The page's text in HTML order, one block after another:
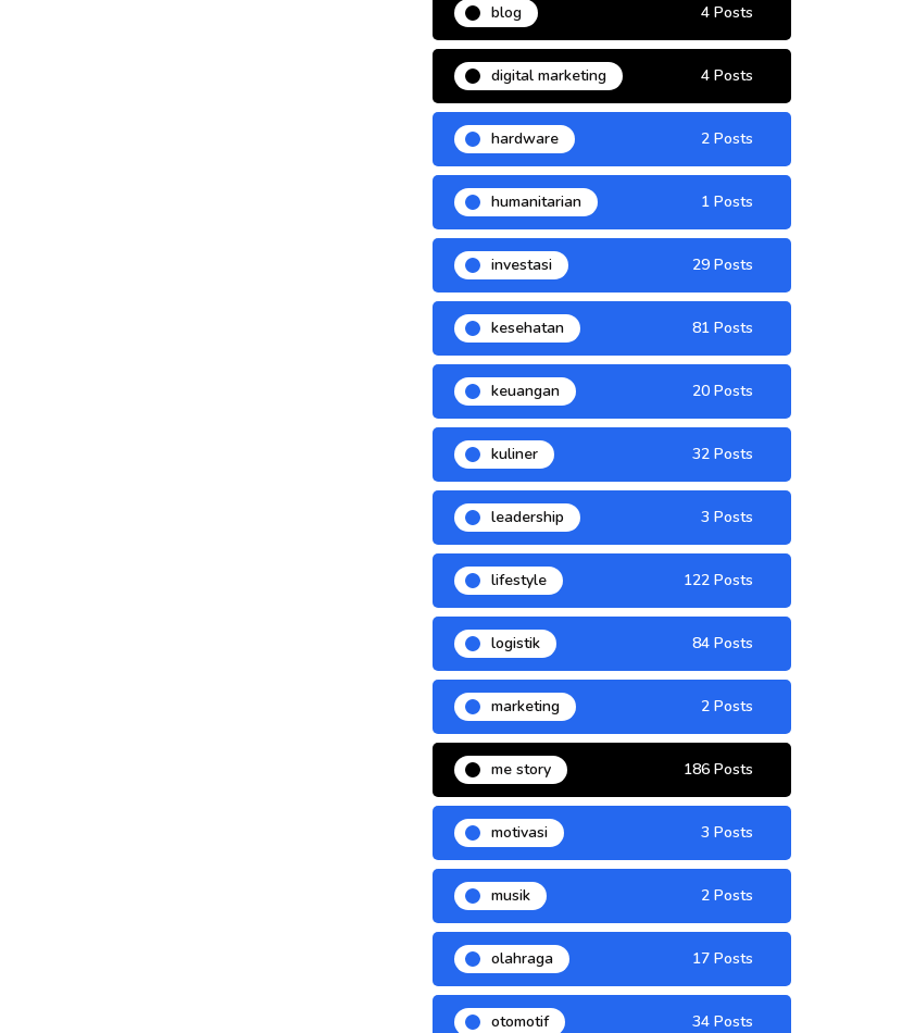
blog 4 Posts
digital marketing 4 Posts
hardware 2 Posts
humanitarian 1 Posts
investasi 29 Posts
kesehatan 81 Posts
keuangan 20 Posts
kuliner 32 Posts
leadership 3 Posts
lifestyle 122 Posts
logistik 84 Posts
marketing 2 Posts
me story 186 Posts
motivasi 3 Posts
musik 2 Posts
olahraga 17 Posts
otomotif 34 Posts